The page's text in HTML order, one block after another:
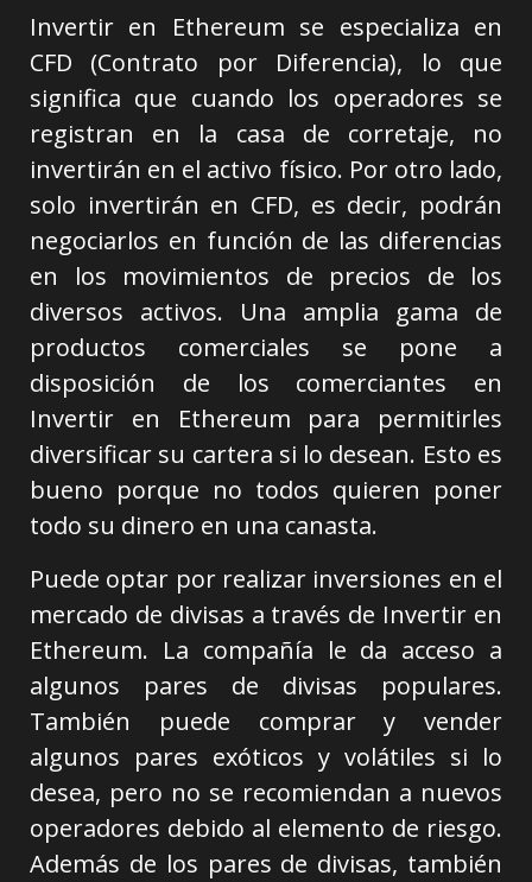
Invertir en Ethereum se especializa en
CFD (Contrato por Diferencia), lo que
significa que cuando los operadores se
registran en la casa de corretaje, no
invertirán en el activo físico. Por otro lado,
solo invertirán en CFD, es decir, podrán
negociarlos en función de las diferencias
en los movimientos de precios de los
diversos activos. Una amplia gama de
productos comerciales se pone a
disposición de los comerciantes en
Invertir en Ethereum para permitirles
diversificar su cartera si lo desean. Esto es
bueno porque no todos quieren poner
todo su dinero en una canasta.
Puede optar por realizar inversiones en el
mercado de divisas a través de Invertir en
Ethereum. La compañía le da acceso a
algunos pares de divisas populares.
También puede comprar y vender
algunos pares exóticos y volátiles si lo
desea, pero no se recomiendan a nuevos
operadores debido al elemento de riesgo.
Además de los pares de divisas, también